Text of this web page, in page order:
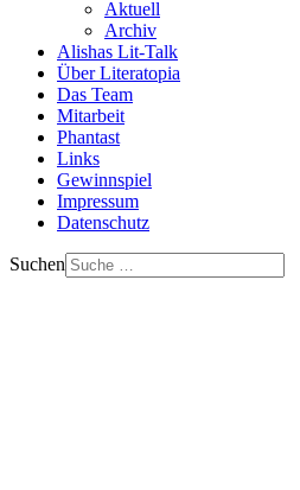
Aktuell
Archiv
Alishas Lit-Talk
Über Literatopia
Das Team
Mitarbeit
Phantast
Links
Gewinnspiel
Impressum
Datenschutz
Suchen